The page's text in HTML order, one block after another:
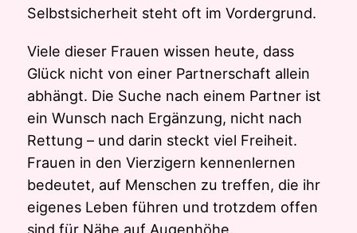
Selbstsicherheit steht oft im Vordergrund.
Viele dieser Frauen wissen heute, dass
Glück nicht von einer Partnerschaft allein
abhängt. Die Suche nach einem Partner ist
ein Wunsch nach Ergänzung, nicht nach
Rettung – und darin steckt viel Freiheit.
Frauen in den Vierzigern kennenlernen
bedeutet, auf Menschen zu treffen, die ihr
eigenes Leben führen und trotzdem offen
sind für Nähe auf Augenhöhe.